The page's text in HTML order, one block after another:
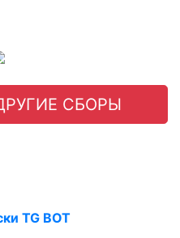
СБОРЫ
TG BOT